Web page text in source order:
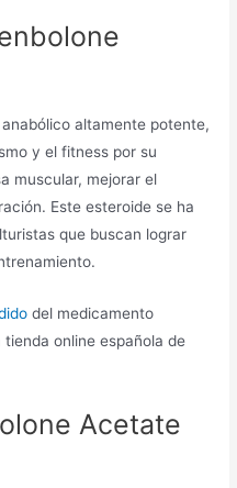
altamente potente,
y el fitness por su
muscular, mejorar el
Este esteroide se ha
que buscan lograr
del medicamento
online española de
Acetate